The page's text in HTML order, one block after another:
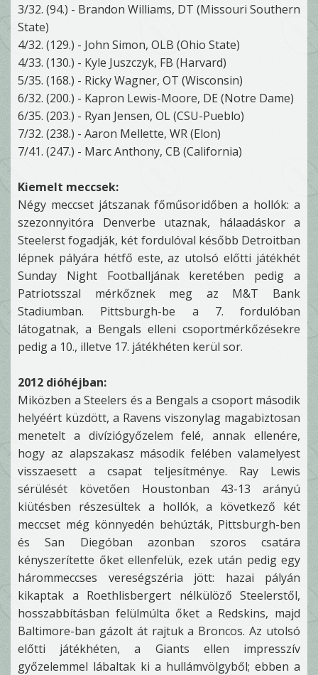
3/32. (94.) - Brandon Williams, DT (Missouri Southern
State)
4/32. (129.) - John Simon, OLB (Ohio State)
4/33. (130.) - Kyle Juszczyk, FB (Harvard)
5/35. (168.) - Ricky Wagner, OT (Wisconsin)
6/32. (200.) - Kapron Lewis-Moore, DE (Notre Dame)
6/35. (203.) - Ryan Jensen, OL (CSU-Pueblo)
7/32. (238.) - Aaron Mellette, WR (Elon)
7/41. (247.) - Marc Anthony, CB (California)
Kiemelt meccsek:
Négy meccset játszanak főműsoridőben a hollók: a
szezonnyitóra Denverbe utaznak, hálaadáskor a
Steelerst fogadják, két fordulóval később Detroitban
lépnek pályára hétfő este, az utolsó előtti játékhét
Sunday Night Footballjának keretében pedig a
Patriotsszal mérkőznek meg az M&T Bank
Stadiumban. Pittsburgh-be a 7. fordulóban
látogatnak, a Bengals elleni csoportmérkőzésekre
pedig a 10., illetve 17. játékhéten kerül sor.
2012 dióhéjban:
Miközben a Steelers és a Bengals a csoport második
helyéért küzdött, a Ravens viszonylag magabiztosan
menetelt a divíziógyőzelem felé, annak ellenére,
hogy az alapszakasz második felében valamelyest
visszaesett a csapat teljesítménye. Ray Lewis
sérülését követően Houstonban 43-13 arányú
kiütésben részesültek a hollók, a következő két
meccset még könnyedén behúzták, Pittsburgh-ben
és San Diegóban azonban szoros csatára
kényszerítette őket ellenfelük, ezek után pedig egy
hárommeccses vereségszéria jött: hazai pályán
kikaptak a Roethlisbergert nélkülöző Steelerstől,
hosszabbításban felülmúlta őket a Redskins, majd
Baltimore-ban gázolt át rajtuk a Broncos. Az utolsó
előtti játékhéten, a Giants ellen impresszív
győzelemmel lábaltak ki a hullámvölgyből; ebben a